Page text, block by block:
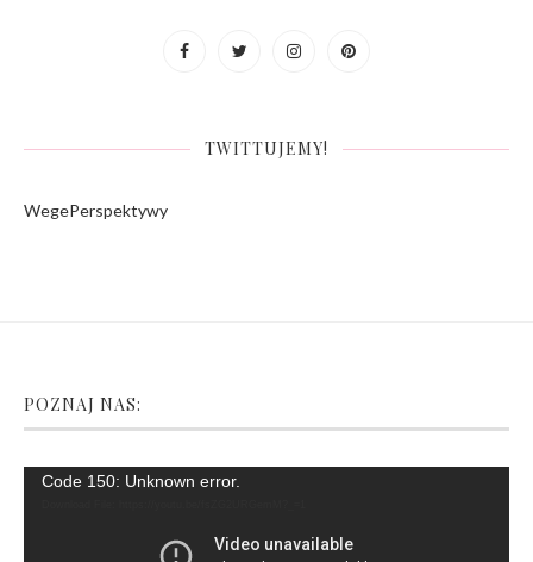
TWITTUJEMY!
WegePerspektywy
POZNAJ NAS:
Video
Code 150: Unknown error.